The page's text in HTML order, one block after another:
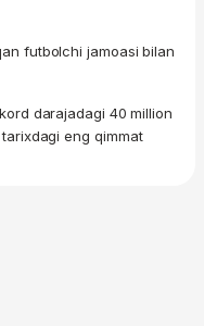
futbolchi jamoasi bilan
darajadagi 40 million
eng qimmat